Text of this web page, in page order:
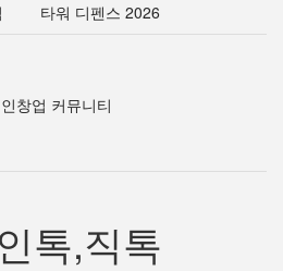
타워 디펜스 2026
창업 커뮤니티
톡,직톡